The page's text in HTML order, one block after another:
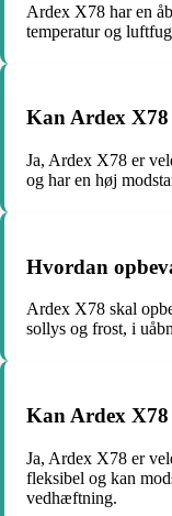
Ardex X78 har en
temperatur og
Kan Ardex
Ja, Ardex X78 er
og har en høj
Hvordan
Ardex X78 skal
sollys og frost, i
Kan Ardex X78
Ja, Ardex X78 er
fleksibel og kan
vedhæftning.